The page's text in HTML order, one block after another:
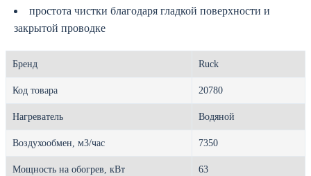
простота чистки благодаря гладкой поверхности и
закрытой проводке
Бренд Ruck
Код товара 20780
Нагреватель Водяной
Воздухообмен, м3/час 7350
Мощность на обогрев, кВт 63